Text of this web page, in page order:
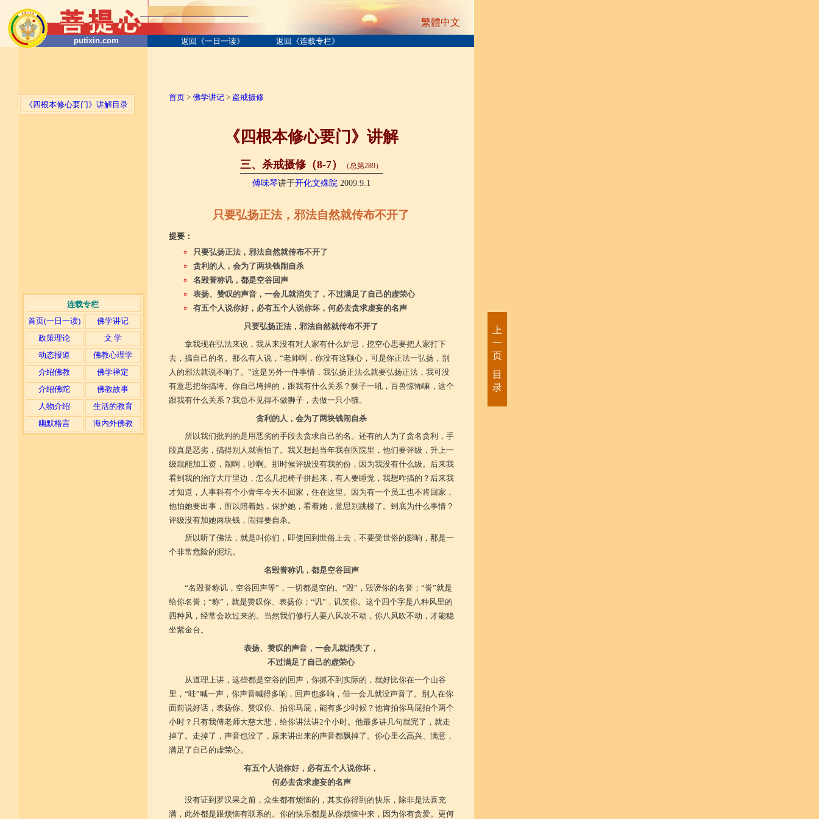
putixin.com 返回《一日一读》 返回《连载专栏》
《四根本修心要门》讲解目录
连载专栏
首页(一日一读)
佛学讲记
政策理论
文 学
动态报道
佛教心理学
介绍佛教
佛学禅定
介绍佛陀
佛教故事
人物介绍
生活的教育
幽默格言
海内外佛教
首页> 佛学讲记> 盗戒摄修
《四根本修心要门》讲解
三、杀戒摄修（8-7） （总第289）
──────────────────────────
傅味琴讲于开化文殊院2009.9.1
只要弘扬正法，邪法自然就传布不开了
提要：
只要弘扬正法，邪法自然就传布不开了
贪利的人，会为了两块钱闹自杀
名毁誉称讥，都是空谷回声
表扬、赞叹的声音，一会儿就消失了，不过满足了自己的虚荣心
有五个人说你好，必有五个人说你坏，何必去贪求虚妄的名声
只要弘扬正法，邪法自然就传布不开了
拿我现在弘法来说，我从来没有对人家有什么妒忌，挖空心思要把人家打下
去，搞自己的名。那么有人说，“老师啊，你没有这颗心，可是你正法一弘扬，别
人的邪法就说不响了。”这是另外一件事情，我弘扬正法么就要弘扬正法，我可没
有意思把你搞垮。你自己垮掉的，跟我有什么关系？狮子一吼，百兽惊怖嘛，这个
跟我有什么关系？我总不见得不做狮子，去做一只小猫。
贪利的人，会为了两块钱闹自杀
所以我们批判的是用恶劣的手段去贪求自己的名。还有的人为了贪名贪利，手
段真是恶劣，搞得别人就害怕了。我又想起当年我在医院里，他们要评级，升上一
级就能加工资，闹啊，吵啊。那时候评级没有我的份，因为我没有什么级。后来我
看到我的治疗大厅里边，怎么几把椅子拼起来，有人要睡觉，我想咋搞的？后来我
才知道，人事科有个小青年今天不回家，住在这里。因为有一个员工也不肯回家，
他怕她要出事，所以陪着她，保护她，看着她，意思别跳楼了。到底为什么事情？
评级没有加她两块钱，闹得要自杀。
所以听了佛法，就是叫你们，即使回到世俗上去，不要受世俗的影响，那是一
个非常危险的泥坑。
名毁誉称讥，都是空谷回声
“名毁誉称讥，空谷回声等”，一切都是空的。“毁”，毁谤你的名誉；“誉”就是
给你名誉；“称”，就是赞叹你、表扬你；“讥”，讥笑你。这个四个字是八种风里的
四种风，经常会吹过来的。当然我们修行人要八风吹不动，你八风吹不动，才能稳
坐紫金台。
表扬、赞叹的声音，一会儿就消失了，
不过满足了自己的虚荣心
从道理上讲，这些都是空谷的回声，你抓不到实际的，就好比你在一个山谷
里，“哇”喊一声，你声音喊得多响，回声也多响，但一会儿就没声音了。别人在你
面前说好话，表扬你、赞叹你、拍你马屁，能有多少时候？他肯拍你马屁拍个两个
小时？只有我傅老师大慈大悲，给你讲法讲2个小时。他最多讲几句就完了，就走
掉了。走掉了，声音也没了，原来讲出来的声音都飘掉了。你心里么高兴、满意，
满足了自己的虚荣心。
有五个人说你好，必有五个人说你坏，
何必去贪求虚妄的名声
没有证到罗汉果之前，众生都有烦恼的，其实你得到的快乐，除非是法喜充
满，此外都是跟烦恼有联系的。你的快乐都是从你烦恼中来，因为你有贪爱。更何
繁體中文
上
一
页
目
录